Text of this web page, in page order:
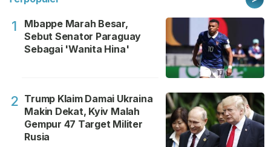
1
Mbappe Marah Besar,
Sebut Senator Paraguay
Sebagai 'Wanita Hina'
2 Trump Klaim Damai Ukraina
Makin Dekat, Kyiv Malah
Gempur 47 Target Militer
Rusia